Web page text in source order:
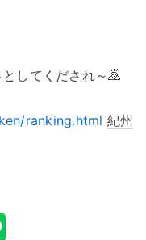
してくだされ～🙇
ranking.html 紀州